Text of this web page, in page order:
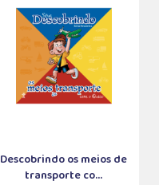
Descobrindo os meios de
transporte co...